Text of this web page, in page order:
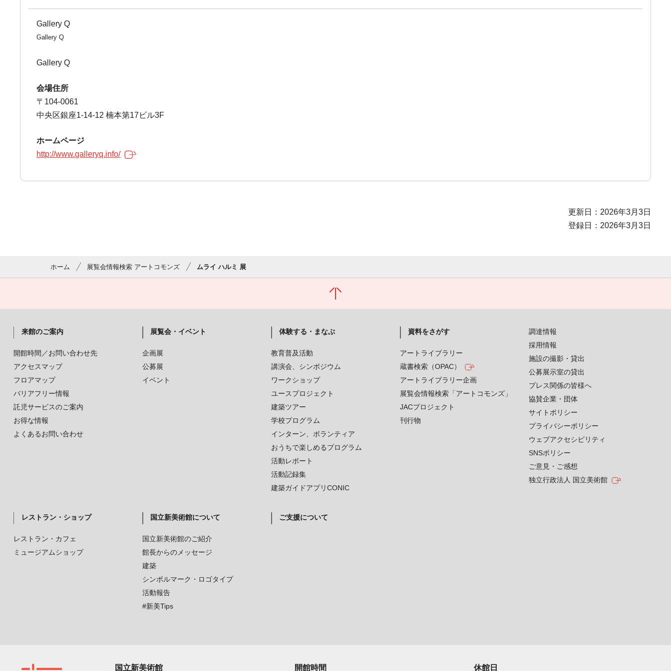
Gallery Q
Gallery Q
Gallery Q
会場住所
〒104-0061
中央区銀座1-14-12 楠本第17ビル3F
ホームページ
http://www.galleryq.info/
更新日：2026年3月3日
登録日：2026年3月3日
ホーム 展覧会情報検索 アートコモンズ ムライ ハルミ 展
来館のご案内
開館時間／お問い合わせ先
アクセスマップ
フロアマップ
バリアフリー情報
託児サービスのご案内
お得な情報
よくあるお問い合わせ
展覧会・イベント
企画展
公募展
イベント
体験する・まなぶ
教育普及活動
講演会、シンポジウム
ワークショップ
ユースプロジェクト
建築ツアー
学校プログラム
インターン、ボランティア
おうちで楽しめるプログラム
活動レポート
活動記録集
建築ガイドアプリCONIC
資料をさがす
アートライブラリー
蔵書検索（OPAC）
アートライブラリー企画
展覧会情報検索「アートコモンズ」
JACプロジェクト
刊行物
レストラン・ショップ
レストラン・カフェ
ミュージアムショップ
国立新美術館について
国立新美術館のご紹介
館長からのメッセージ
建築
シンボルマーク・ロゴタイプ
活動報告
#新美Tips
ご支援について
調達情報
採用情報
施設の撮影・貸出
公募展示室の貸出
プレス関係の皆様へ
協賛企業・団体
サイトポリシー
プライバシーポリシー
ウェブアクセシビリティ
SNSポリシー
ご意見・ご感想
独立行政法人 国立美術館
国立新美術館 開館時間 休館日